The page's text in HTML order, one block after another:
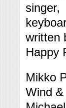
singer,
written
Happy
Mikko
Wind &